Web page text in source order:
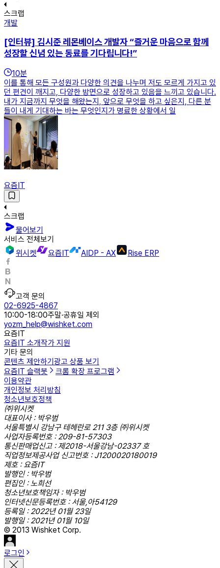
스크랩
개발
[인터뷰] 김시준 레몬베이스 개발자 “즐거운 마음으로 함께
성장할 신념 있는 동료를 기다립니다!”
10분
이를 통해 모든 구성원과 다양한 의견을 나누며 저도 모르게 가지고 있
던 편견이 깨지고, 다양한 방면으로 성장하고 있음을 느끼고 있습니다.
내가 지금까지 무엇을 해왔는지, 앞으로 무엇을 하고 싶은지, 다른 분
들이 내게 기대하는 바는 무엇인지가 명료한 상황에서 일
요즘IT
스크랩
물어보기
서비스 전체보기
위시켓
요즘IT AIDP - AX Rise ERP
고객 문의
02-6925-4867
10:00-18:00주말·공휴일 제외
yozm_help@wishket.com
요즘IT
요즘IT 소개작가 지원
기타 문의
콘텐츠 제안하기 광고 상품 보기
요즘IT 슬랙봇
크롬 확장 프로그램
이용약관
개인정보 처리방침
청소년보호정책
㈜위시켓
대표이사 : 박우범
서울특별시 강남구 테헤란로 211 3층 ㈜위시켓
사업자등록번호 : 209-81-57303
통신판매업신고 : 제2018-서울강남-02337 호
직업정보제공사업 신고번호 : J1200020180019
제호 : 요즘IT
발행인 : 박우범
편집인 : 노희선
청소년보호책임자 : 박우범
인터넷신문등록번호 : 서울,아54129
등록일 : 2022년 01월 23일
발행일 : 2021년 01월 10일
© 2013 Wishket Corp.
로그인